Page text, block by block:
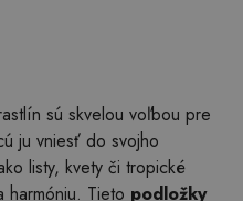
sú skvelou voľbou pre
ju vniesť do svojho
listy, kvety či tropické
harmóniu. Tieto podložky